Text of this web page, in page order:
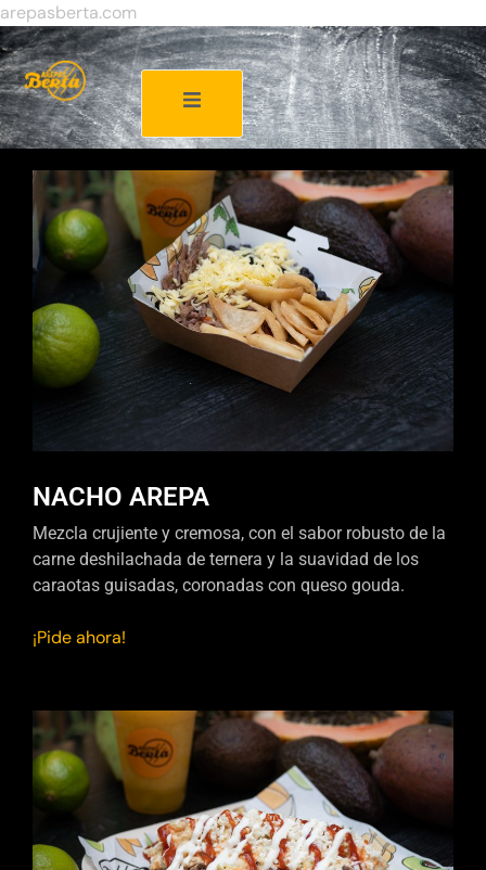
arepasberta.com
NACHO AREPA
Mezcla crujiente y cremosa, con el sabor robusto de la
carne deshilachada de ternera y la suavidad de los
caraotas guisadas, coronadas con queso gouda.
¡Pide ahora!